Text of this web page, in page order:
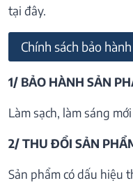
tại đây.
Chính sách bảo
1/ BẢO HÀNH SẢN
Làm sạch, làm sáng
2/ THU ĐỔI SẢN
Sản phẩm có dấu hiệu